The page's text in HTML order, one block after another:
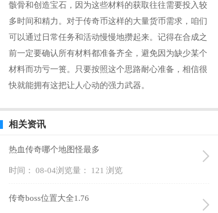
骸骨和创造宝石，因为这些材料的获取往往需要投入较
多时间和精力。对于传奇币这样的大量货币需求，咱们
可以通过日常任务和活动慢慢地攒起来。记得在合成之
前一定要确认所有材料都准备齐全，避免因为缺少某个
材料而功亏一篑。只要按照这个思路耐心准备，相信很
快就能拥有这把让人心动的强力武器。
相关资讯
热血传奇哪个地图怪最多
时间： 08-04浏览量： 121 浏览
传奇boss位置大全1.76